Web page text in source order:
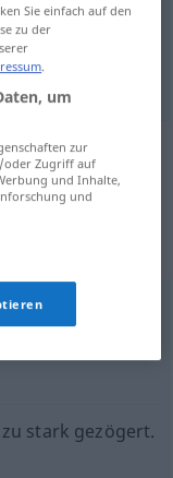
Quellen
Redaktion
stark gezögert.
Sie einfach auf den
zu der
.
um
zur
oder Zugriff auf
und Inhalte,
und